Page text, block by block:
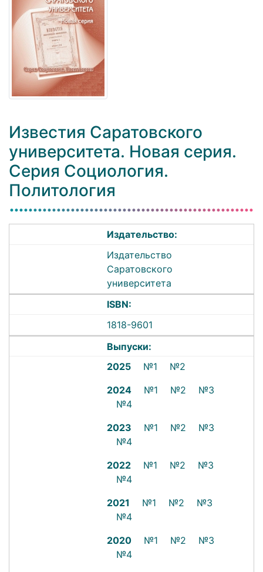
Известия Саратовского
университета. Новая серия.
Серия Социология.
Политология
Издательство:
Издательство
Саратовского
университета
ISBN:
1818-9601
Выпуски:
2025
№1
№2
2024
№1 №2
№3
№4
2023
№1 №2
№3
№4
2022
№1 №2
№3
№4
2021
№1 №2
№3
№4
2020
№1 №2
№3
№4